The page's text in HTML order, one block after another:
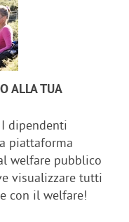
ALLA TUA
dipendenti
piattaforma
welfare pubblico
visualizzare tutti
con il welfare!